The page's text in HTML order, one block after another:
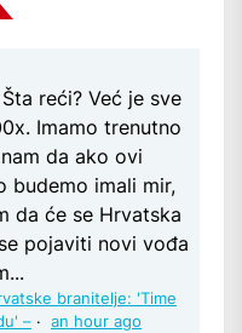
reći? Već je sve
Imamo trenutno
da ako ovi
budemo imali mir,
da će se Hrvatska
pojaviti novi vođa
branitelje: 'Time
– · an hour ago